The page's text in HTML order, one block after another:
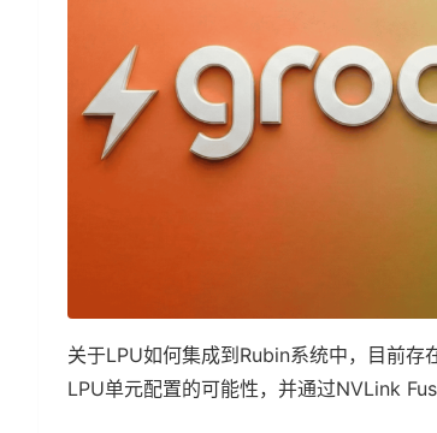
关于LPU如何集成到Rubin系统中，目前
LPU单元配置的可能性，并通过NVLink